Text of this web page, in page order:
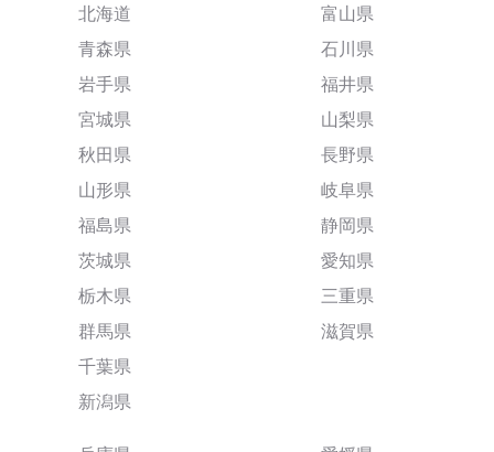
北海道
青森県
岩手県
宮城県
秋田県
山形県
福島県
茨城県
栃木県
群馬県
千葉県
新潟県
富山県
石川県
福井県
山梨県
長野県
岐阜県
静岡県
愛知県
三重県
滋賀県